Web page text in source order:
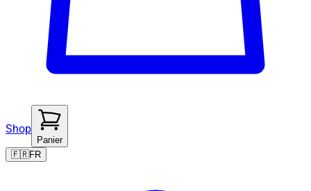
Shop
Panier
🇫🇷FR